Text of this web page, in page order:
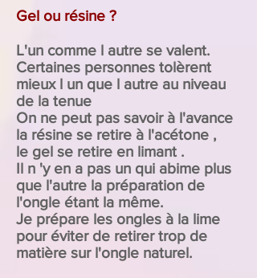
Gel ou résine ?
L'un comme l autre se valent.
Certaines personnes tolèrent
mieux l un que l autre au niveau
de la tenue
On ne peut pas savoir à l'avance
la résine se retire à l'acétone ,
le gel se retire en limant .
Il n 'y en a pas un qui abime plus
que l'autre la préparation de
l'ongle étant la même.
Je prépare les ongles à la lime
pour éviter de retirer trop de
matière sur l'ongle naturel.